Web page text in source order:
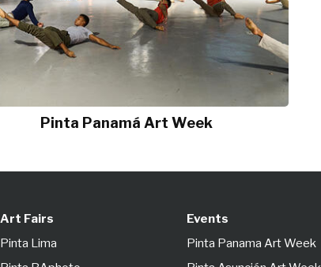
Pinta Panamá Art Week
Art Fairs
Pinta Lima
Events
Pinta Panama Art Week